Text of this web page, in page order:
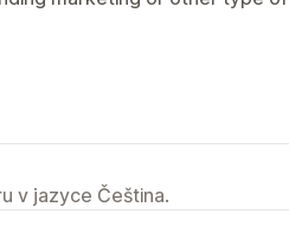
v jazyce Čeština.